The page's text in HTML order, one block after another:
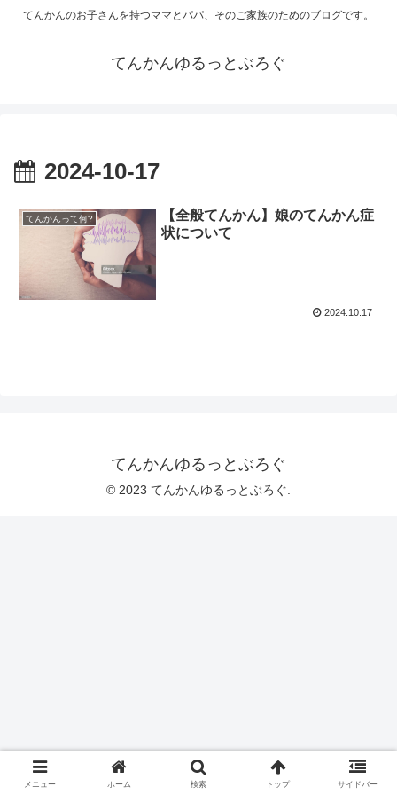
てんかんのお子さんを持つママとパパ、そのご家族のためのブログです。
てんかんゆるっとぶろぐ
2024-10-17
てんかんって何?
【全般てんかん】娘のてんかん症
状について
2024.10.17
てんかんゆるっとぶろぐ
© 2023 てんかんゆるっとぶろぐ.
メニュー ホーム 検索 トップ サイドバー